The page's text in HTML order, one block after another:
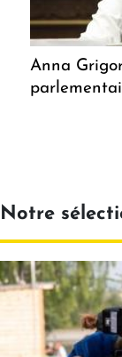
Anna
Notre